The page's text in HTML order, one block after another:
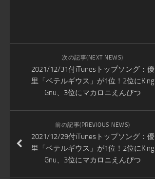
次の記事(NEXT NEWS)
2021/12/31付iTunesトップソング：優
里「ベテルギウス」が1位！2位にKing
Gnu、3位にマカロニえんぴつ
前の記事(PREVIOUS NEWS)
2021/12/29付iTunesトップソング：優
里「ベテルギウス」が1位！2位にKing
Gnu、3位にマカロニえんぴつ